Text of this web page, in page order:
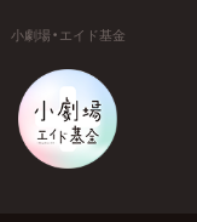
小劇場・エイド基金